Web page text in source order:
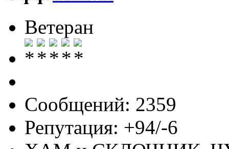
Ветеран
Сообщений: 2359
Репутация: +94/-6